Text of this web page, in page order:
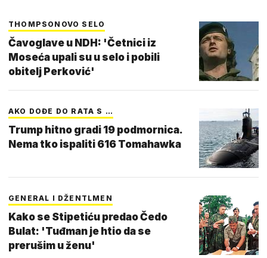
THOMPSONOVO SELO
Čavoglave u NDH: 'Četnici iz
Moseća upali su u selo i pobili
obitelj Perković'
AKO DOĐE DO RATA S …
Trump hitno gradi 19 podmornica.
Nema tko ispaliti 616 Tomahawka
GENERAL I DŽENTLMEN
Kako se Stipetiću predao Čedo
Bulat: 'Tuđman je htio da se
prerušim u ženu'